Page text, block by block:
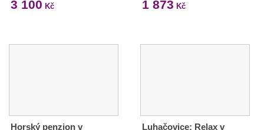
3 100 Kč 1 873 Kč
Horský penzion v
Luhačovice: Relax v